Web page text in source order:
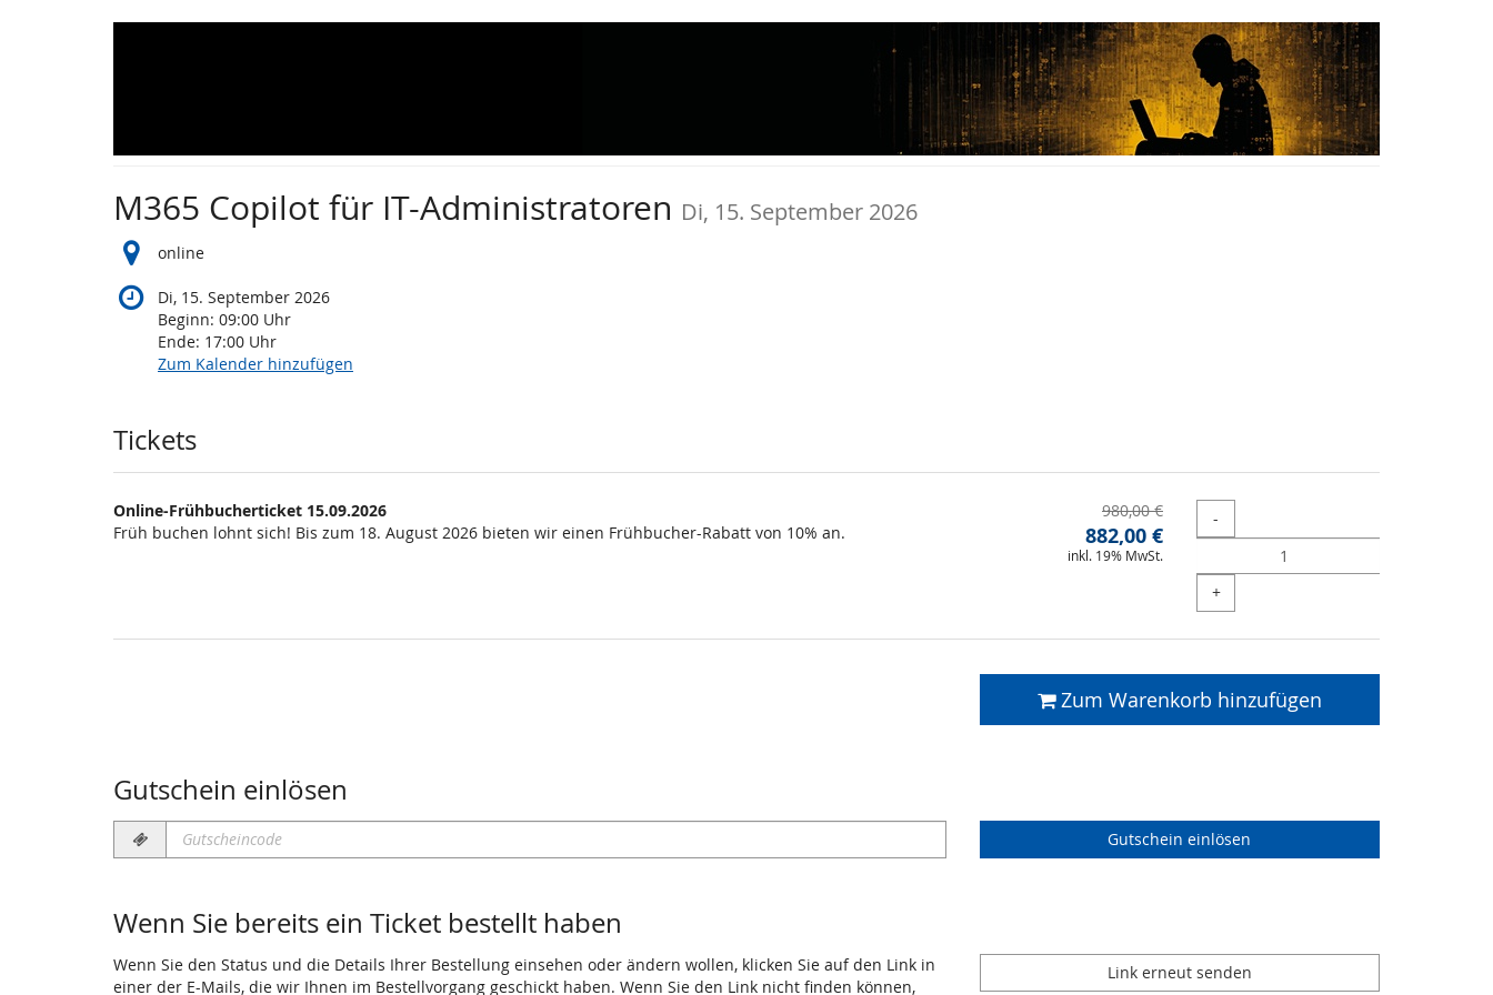
M365 Copilot für IT-Administratoren Di, 15. September 2026
online
Di, 15. September 2026
Beginn: 09:00 Uhr
Ende: 17:00 Uhr
Zum Kalender hinzufügen
Produkte
Tickets
Online-Frühbucherticket 15.09.2026
Früh buchen lohnt sich! Bis zum 18. August 2026 bieten wir einen Frühbucher-Rabatt von 10% an.
Ursprünglicher
Preis:
980,00 €
Neuer
Preis:
882,00 €
inkl. 19% MwSt.
Menge
-
+
Zum Warenkorb hinzufügen
Gutschein einlösen
Gutscheincode
erforderlich
Gutschein einlösen
Wenn Sie bereits ein Ticket bestellt haben
Wenn Sie den Status und die Details Ihrer Bestellung einsehen oder ändern wollen, klicken Sie auf den Link in
einer der E-Mails, die wir Ihnen im Bestellvorgang geschickt haben. Wenn Sie den Link nicht finden können,
Link erneut senden